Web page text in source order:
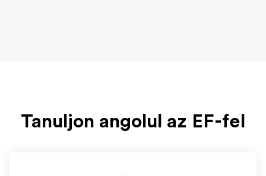
Tanuljon angolul az EF-fel